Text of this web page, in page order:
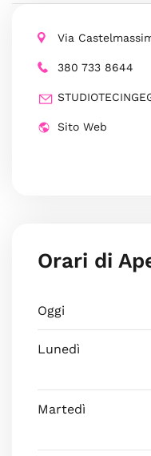
Via
380 733 8644
Sito Web
Orari di
Oggi
Lunedì
Martedì